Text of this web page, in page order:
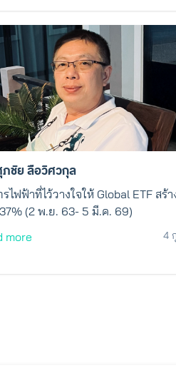
ชัย ลือวิศวกุล
ไฟฟ้าที่ไว้วางใจให้ Global ETF สร้
(2 พ.ย. 63- 5 มี.ค. 69)
more
4